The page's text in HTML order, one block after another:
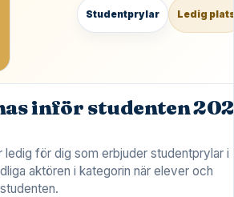
Studentprylar Ledig
inför studenten
ledig för dig som erbjuder studentprylar i
aktören i kategorin när elever och